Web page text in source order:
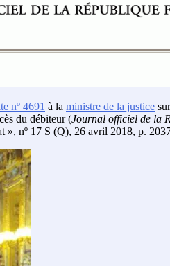
nº 4691 à la ministre de la justice
du débiteur (Journal officiel de la
», nº 17 S (Q), 26 avril 2018, p.